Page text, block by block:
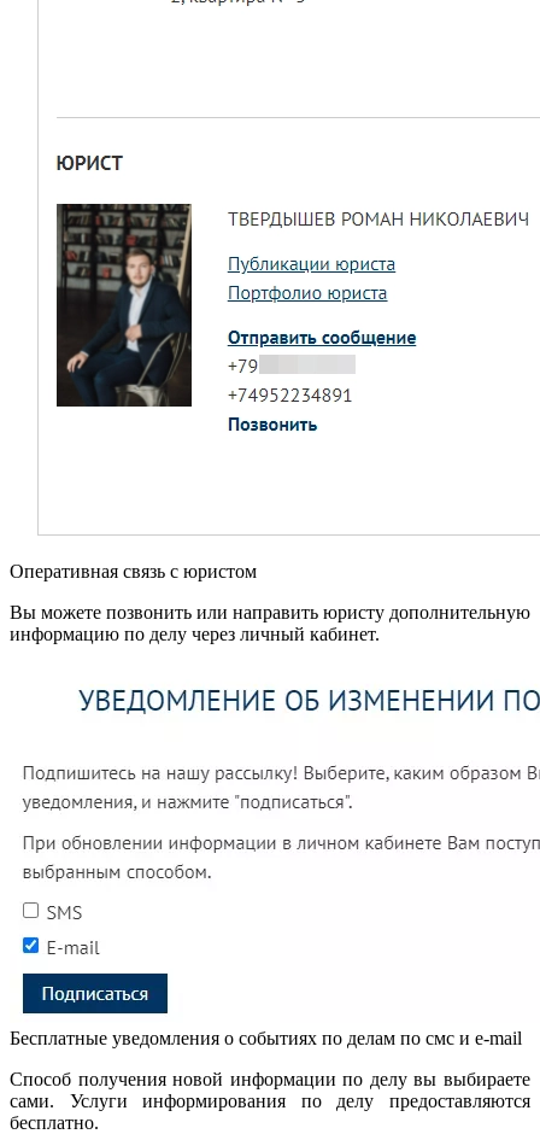
Оперативная связь с юристом
Вы можете позвонить или направить юристу дополнительную
информацию по делу через личный кабинет.
Бесплатные уведомления о событиях по делам по смс и e-mail
Способ получения новой информации по делу вы выбираете
сами. Услуги информирования по делу предоставляются
бесплатно.